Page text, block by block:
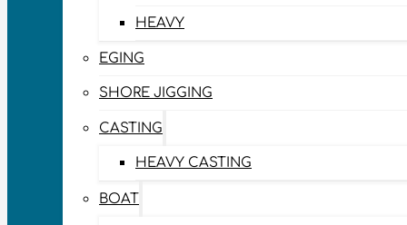
HEAVY
EGING
SHORE JIGGING
CASTING
HEAVY CASTING
BOAT